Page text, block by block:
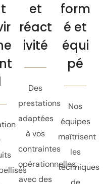
et
réact
ivité
Des
prestations
adaptées
à vos
contraintes
opérationnelles,
avec des
form
é et
équi
pé
Nos
équipes
maîtrisent
les
techniques